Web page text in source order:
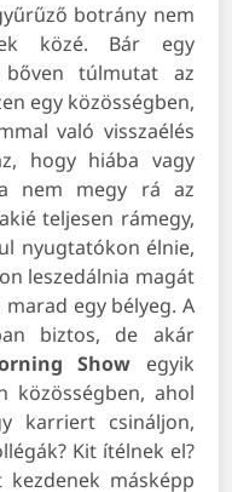
botrány nem
közé. Bár egy
bőven túlmutat az
egy közösségben,
való visszaélés
hogy hiába vagy
nem megy rá az
teljesen rámegy,
nyugtatókon élnie,
leszedálnia magát
egy bélyeg. A
biztos, de akár
Show egyik
közösségben, ahol
karriert csináljon,
Kit ítélnek el?
másképp